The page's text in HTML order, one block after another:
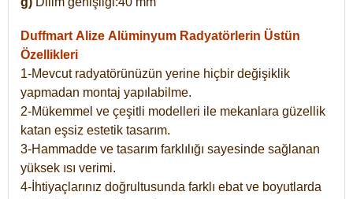
Duffmart Alize Alüminyum Radyatörlerin Üstün
Özellikleri
1-Mevcut radyatörünüzün yerine hiçbir değişiklik
yapmadan montaj yapılabilme.
2-Mükemmel ve çeşitli modelleri ile mekanlara güzellik
katan eşsiz estetik tasarım.
3-Hammadde ve tasarım farklılığı sayesinde sağlanan
yüksek ısı verimi.
4-İhtiyaçlarınız doğrultusunda farklı ebat ve boyutlarda